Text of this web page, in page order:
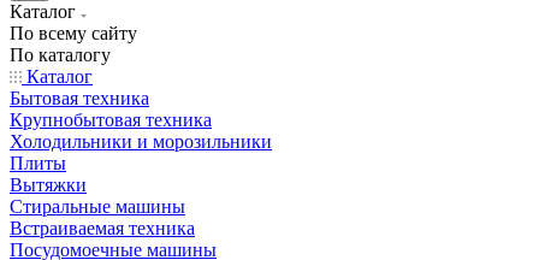
Каталог
По всему сайту
По каталогу
Каталог
Бытовая техника
Крупнобытовая техника
Холодильники и морозильники
Плиты
Вытяжки
Стиральные машины
Встраиваемая техника
Посудомоечные машины